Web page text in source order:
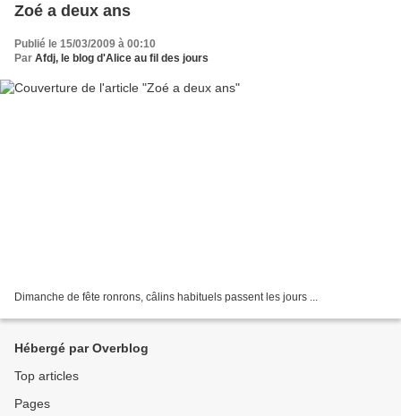
Zoé a deux ans
Publié le 15/03/2009 à 00:10
Par Afdj, le blog d'Alice au fil des jours
Dimanche de fête ronrons, câlins habituels passent les jours ...
Hébergé par Overblog
Top articles
Pages